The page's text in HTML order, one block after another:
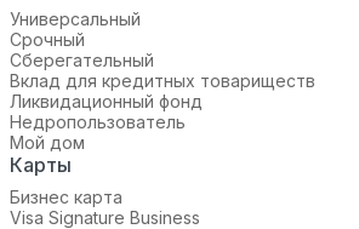
Универсальный
Срочный
Сберегательный
Вклад для кредитных товариществ
Ликвидационный фонд
Недропользователь
Мой дом
Карты
Бизнес карта
Visa Signature Business